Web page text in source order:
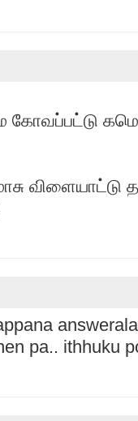
கோவப்பட்டு
விளையாட்டு
pa.. ithhuku